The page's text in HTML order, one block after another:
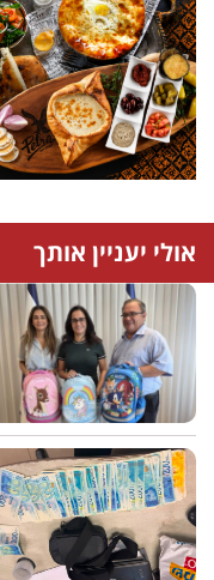
אולי יעניין אותך